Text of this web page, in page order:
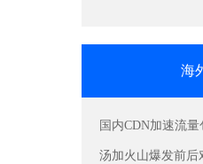
海
国内CDN加速流量包 骗子也
冬奥会热点
汤加火山爆发前后